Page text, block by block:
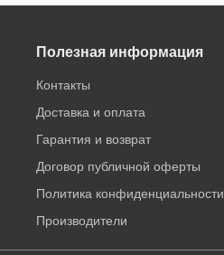
Полезная информация
Контакты
Доставка и оплата
Гарантия и возврат
Договор публичной оферты
Политика конфиденциальности
Производители